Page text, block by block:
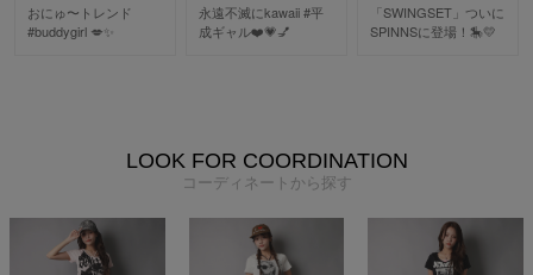
おにゅ〜トレンド
#buddygirl 💋✨
永遠不滅にkawaii #平
成ギャル❤️💗💅
「SWINGSET」ついに
SPINNSに登場！🎠💛
LOOK FOR COORDINATION
コーディネートから探す